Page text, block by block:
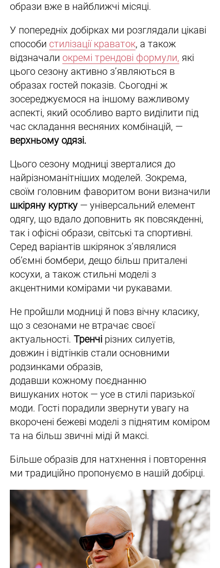
образи вже в найближчі місяці.
У попередніх добірках ми розглядали цікаві
способи стилізації краваток, а також
відзначали окремі трендові формули, які
цього сезону активно з’являються в
образах гостей показів. Сьогодні ж
зосереджуємося на іншому важливому
аспекті, який особливо варто виділити під
час складання весняних комбінацій, —
верхньому одязі.
Цього сезону модниці зверталися до
найрізноманітніших моделей. Зокрема,
своїм головним фаворитом вони визначили
шкіряну куртку — універсальний елемент
одягу, що вдало доповнить як повсякденні,
так і офісні образи, світські та спортивні.
Серед варіантів шкірянок з’являлися
об’ємні бомбери, дещо більш приталені
косухи, а також стильні моделі з
акцентними комірами чи рукавами.
Не пройшли модниці й повз вічну класику,
що з сезонами не втрачає своєї
актуальності. Тренчі різних силуетів,
довжин і відтінків стали основними
родзинками образів,
додавши кожному поєднанню
вишуканих ноток — усе в стилі паризької
моди. Гості порадили звернути увагу на
вкорочені бежеві моделі з піднятим коміром
та на більш звичні міді й максі.
Більше образів для натхнення і повторення
ми традиційно пропонуємо в нашій добірці.